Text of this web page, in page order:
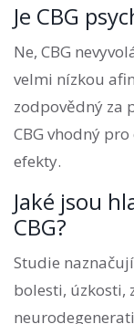
Je CBG
Ne, CBG
velmi nízkou
zodpovědný za
CBG vhodný
efekty.
Jaké jsou
CBG?
Studie
bolesti, úzkosti,